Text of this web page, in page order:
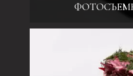
Фотосъемка еды и